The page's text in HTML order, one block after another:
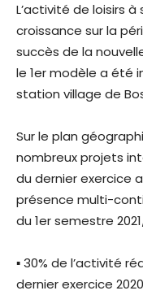
L’activité de loisirs
croissance sur la
succès de la
le 1er modèle a été
station village de
Sur le plan
nombreux projets
du dernier exercice
présence multi-
du 1er semestre
▪ 30% de l’activité
dernier exercice